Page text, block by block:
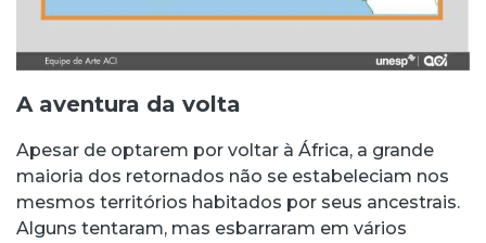
A aventura da volta
Apesar de optarem por voltar à África, a grande
maioria dos retornados não se estabeleciam nos
mesmos territórios habitados por seus ancestrais.
Alguns tentaram, mas esbarraram em vários